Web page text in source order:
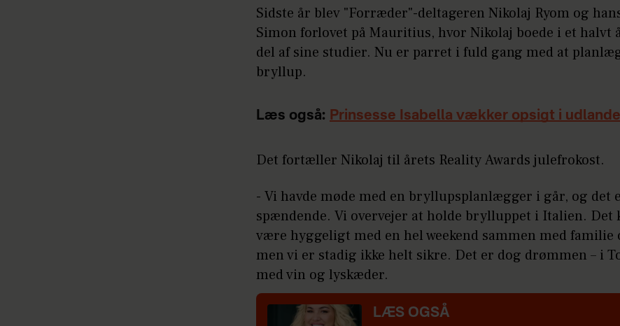
Sidste år blev "Forræder"-deltageren Nikolaj Ryom og
Simon forlovet på Mauritius, hvor Nikolaj boede i et halvt
del af sine studier. Nu er parret i fuld gang med at
bryllup.
Læs også: Prinsesse Isabella vækker opsigt i
Det fortæller Nikolaj til årets Reality Awards julefrokost.
- Vi havde møde med en bryllupsplanlægger i går, og det
spændende. Vi overvejer at holde brylluppet i Italien. Det
være hyggeligt med en hel weekend sammen med familie
men vi er stadig ikke helt sikre. Det er dog drømmen – i
med vin og lyskæder.
LÆS OGSÅ